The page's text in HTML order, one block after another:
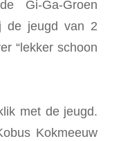
Gi-Ga-Groen
de jeugd van 2
“lekker schoon
met de jeugd.
Kokmeeuw